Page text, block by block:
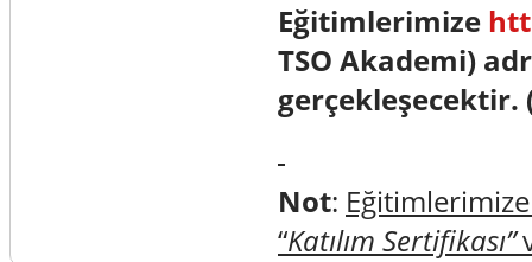
Eğitimlerimize
TSO Akademi)
gerçekleşecektir.
Not: Eğitimlerimize
“Katılım Sertifikası”